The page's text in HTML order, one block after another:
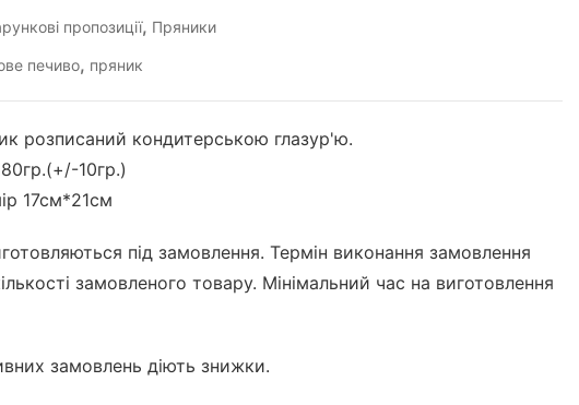
пропозиції, Пряники
печиво, пряник
розписаний кондитерською глазур'ю.
10гр.)
17см*21см
під замовлення. Термін виконання замовлення
замовленого товару. Мінімальний час на виготовлення
замовлень діють знижки.